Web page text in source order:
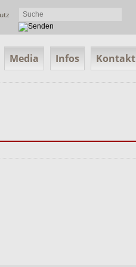
Media Infos Kontakt